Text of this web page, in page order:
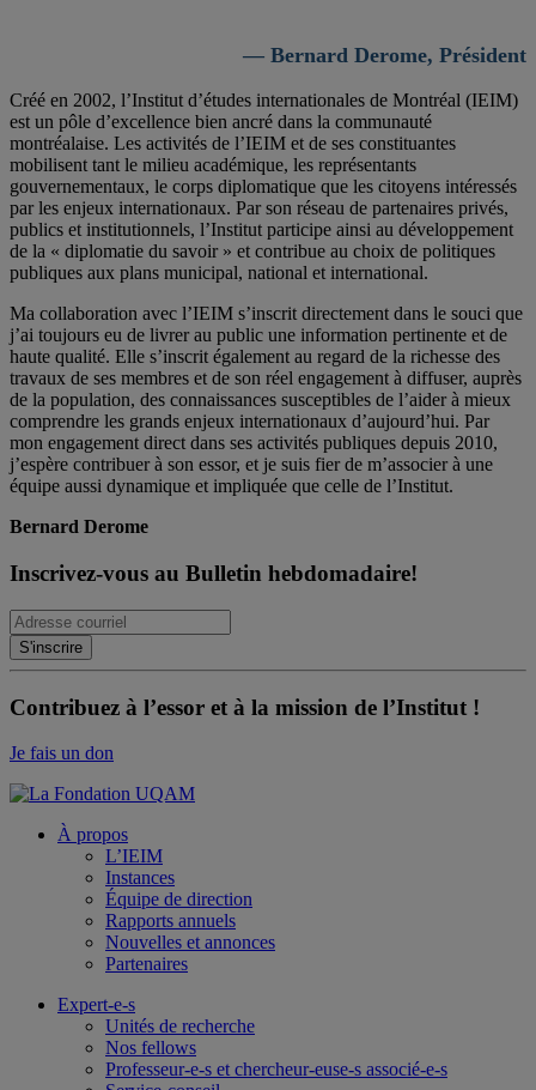
— Bernard Derome, Président
Créé en 2002, l’Institut d’études internationales de Montréal (IEIM)
est un pôle d’excellence bien ancré dans la communauté
montréalaise. Les activités de l’IEIM et de ses constituantes
mobilisent tant le milieu académique, les représentants
gouvernementaux, le corps diplomatique que les citoyens intéressés
par les enjeux internationaux. Par son réseau de partenaires privés,
publics et institutionnels, l’Institut participe ainsi au développement
de la « diplomatie du savoir » et contribue au choix de politiques
publiques aux plans municipal, national et international.
Ma collaboration avec l’IEIM s’inscrit directement dans le souci que
j’ai toujours eu de livrer au public une information pertinente et de
haute qualité. Elle s’inscrit également au regard de la richesse des
travaux de ses membres et de son réel engagement à diffuser, auprès
de la population, des connaissances susceptibles de l’aider à mieux
comprendre les grands enjeux internationaux d’aujourd’hui. Par
mon engagement direct dans ses activités publiques depuis 2010,
j’espère contribuer à son essor, et je suis fier de m’associer à une
équipe aussi dynamique et impliquée que celle de l’Institut.
Bernard Derome
Inscrivez-vous au Bulletin hebdomadaire!
Contribuez à l’essor et à la mission de l’Institut !
Je fais un don
À propos
L’IEIM
Instances
Équipe de direction
Rapports annuels
Nouvelles et annonces
Partenaires
Expert-e-s
Unités de recherche
Nos fellows
Professeur-e-s et chercheur-euse-s associé-e-s